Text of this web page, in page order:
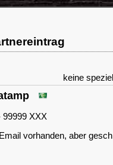
keine
99999 XXX
Email vorhanden, aber